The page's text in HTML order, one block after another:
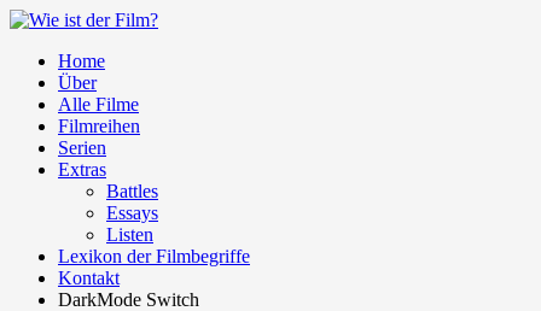
Home
Über
Alle Filme
Filmreihen
Serien
Extras
Battles
Essays
Listen
Lexikon der Filmbegriffe
Kontakt
DarkMode Switch